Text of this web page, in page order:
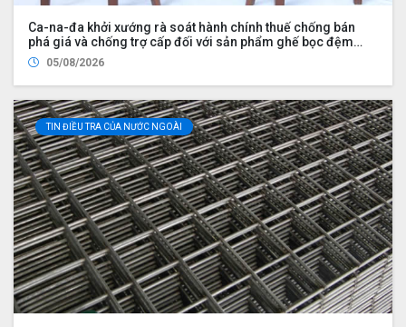
Ca-na-đa khởi xướng rà soát hành chính thuế chống bán
phá giá và chống trợ cấp đối với sản phẩm ghế bọc đệm
nhập khẩu từ Trung Quốc và Việt Nam, đồng thời nhập khẩu
từ Hoa Kỳ bởi Công ty Wayfair LLC (UDS 2026 UP2)
05/08/2026
TIN ĐIỀU TRA CỦA NƯỚC NGOÀI